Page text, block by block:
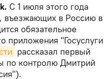
С 1 июля этого года
въезжающих в Россию в
обязательное
приложения "Госуслуги
рассказал первый
по контролю Дмитрий